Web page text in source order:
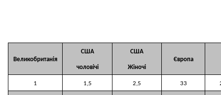
Великобританія
США
США
Європа
чоловічі
Жіночі
1 1,5 2,5 33